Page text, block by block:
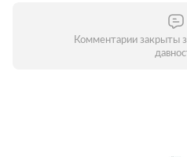
Комментарии закрыты